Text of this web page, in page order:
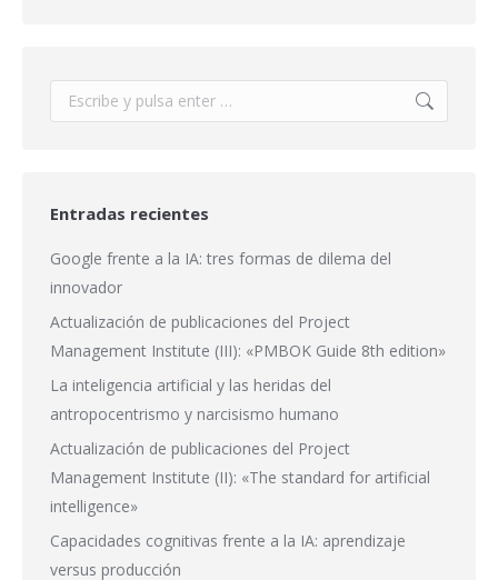
Buscar:
Entradas recientes
Google frente a la IA: tres formas de dilema del
innovador
Actualización de publicaciones del Project
Management Institute (III): «PMBOK Guide 8th edition»
La inteligencia artificial y las heridas del
antropocentrismo y narcisismo humano
Actualización de publicaciones del Project
Management Institute (II): «The standard for artificial
intelligence»
Capacidades cognitivas frente a la IA: aprendizaje
versus producción